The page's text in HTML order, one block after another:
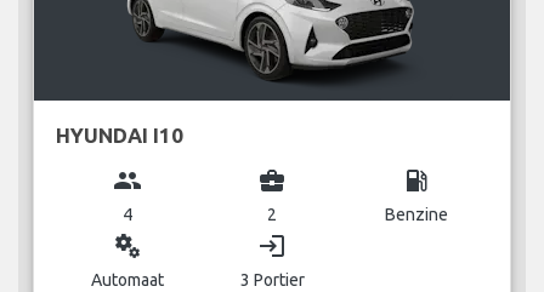
HYUNDAI I10
group
4
business_center
2
local_gas_station
Benzine
miscellaneous_services
Automaat
login
3 Portier